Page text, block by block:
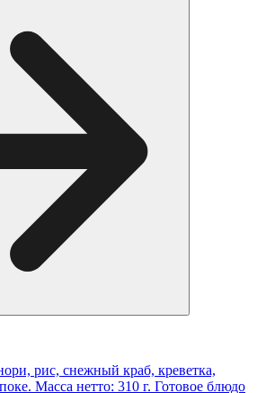
рис, снежный краб, креветка,
Масса нетто: 310 г. Готовое блюдо